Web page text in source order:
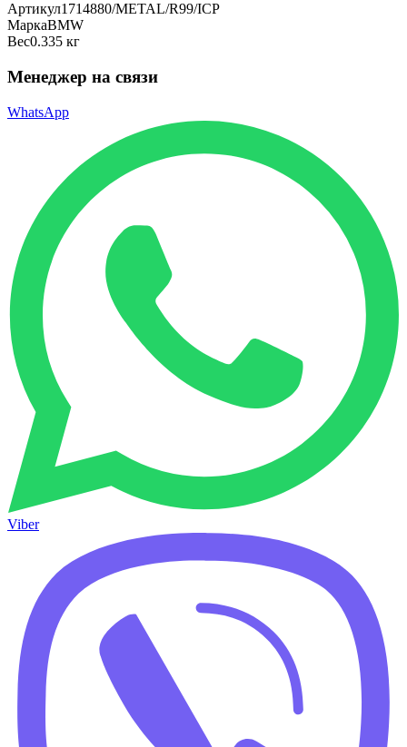
Артикул1714880/METAL/R99/ICP
МаркаBMW
Вес0.335 кг
Менеджер на связи
WhatsApp
Viber